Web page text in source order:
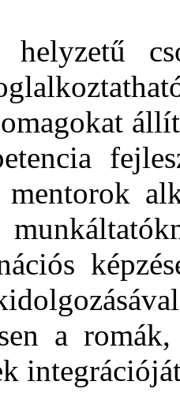
helyzetű
mentorok
a